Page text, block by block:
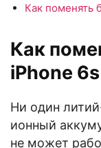
Как поменять
Как
iPhone 6s
Ни один
ионный
не может